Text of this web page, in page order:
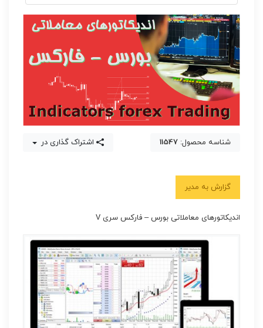
شناسه محصول: 11547 اشتراک گذاری در
گزارش به مدیر
اندیکاتورهای معاملاتی بورس – فارکس سری V